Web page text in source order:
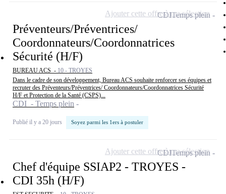
Préventeurs/Préventrices/
Coordonnateurs/Coordonnatrices
Sécurité (H/F)
BUREAU ACS - 10 - TROYES
Dans le cadre de son développement, Bureau ACS souhaite renforcer ses équipes et
recruter des Préventeurs/Préventrices/ Coordonnateurs/Coordonnatrices Sécurité
H/F et Protection de la Santé (CSPS)...
CDI - Temps plein
Publié il y a 20 jours Soyez parmi les 1ers à postuler
CDITemps plein
Ajouter cette offre à ma sélection
Chef d'équipe SSIAP2 - TROYES -
CDI 35h (H/F)
CDITemps plein
Ajouter cette offre à ma sélection